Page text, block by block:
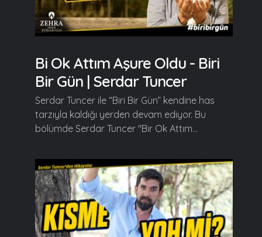
Bi Ok Attım Aşure Oldu - Biri
Bir Gün | Serdar Tuncer
Serdar Tuncer ile “Biri Bir Gün” kendine has
tarzıyla kaldığı yerden devam ediyor. Bu
bölümde Serdar Tuncer "Bir Ok Attım...